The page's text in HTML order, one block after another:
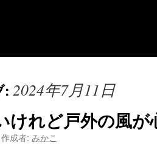
: 2024年7月11日
けれど戸外の風が
作成者: みかこ